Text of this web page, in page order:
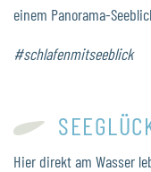
einem Panorama-
#schlafenmitseeblick
Hier direkt am Wasser